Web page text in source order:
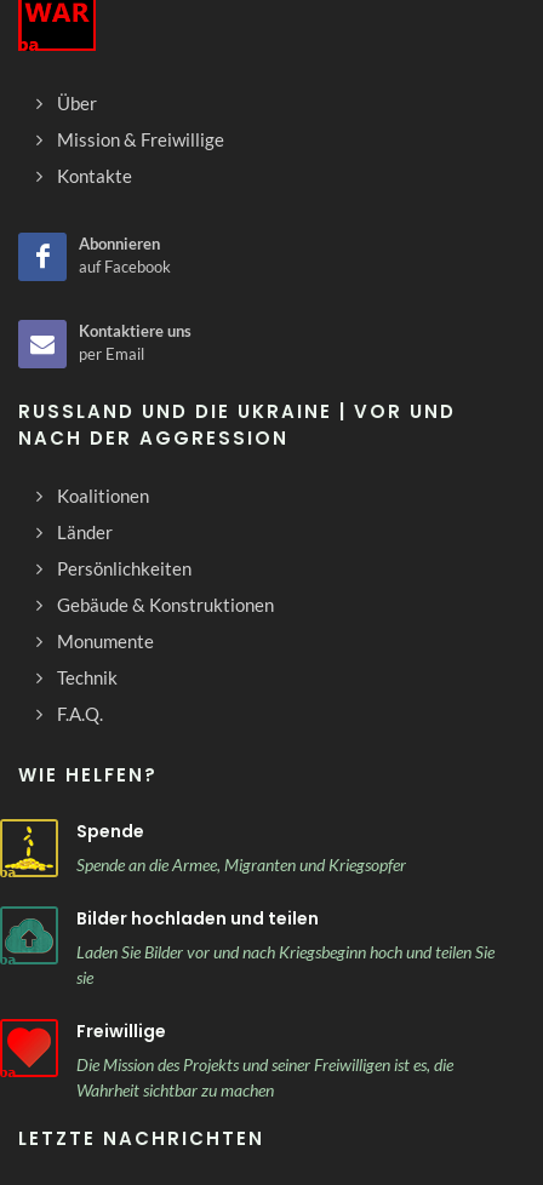
Über
Mission & Freiwillige
Kontakte
Abonnieren
auf Facebook
Kontaktiere uns
per Email
RUSSLAND UND DIE UKRAINE | VOR UND
NACH DER AGGRESSION
Koalitionen
Länder
Persönlichkeiten
Gebäude & Konstruktionen
Monumente
Technik
F.A.Q.
WIE HELFEN?
Spende
Spende an die Armee, Migranten und Kriegsopfer
Bilder hochladen und teilen
Laden Sie Bilder vor und nach Kriegsbeginn hoch und teilen Sie
sie
Freiwillige
Die Mission des Projekts und seiner Freiwilligen ist es, die
Wahrheit sichtbar zu machen
LETZTE NACHRICHTEN